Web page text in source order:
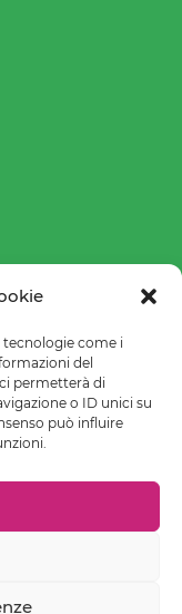
tecnologie come i
del
permetterà di
o ID unici su
può influire
è